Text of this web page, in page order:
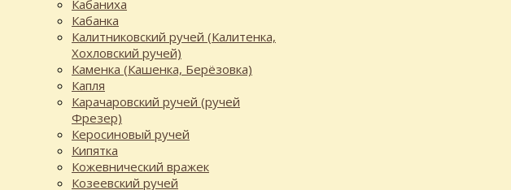
Кабаниха
Кабанка
Калитниковский ручей (Калитенка,
Хохловский ручей)
Каменка (Кашенка, Берёзовка)
Капля
Карачаровский ручей (ручей
Фрезер)
Керосиновый ручей
Кипятка
Кожевнический вражек
Козеевский ручей